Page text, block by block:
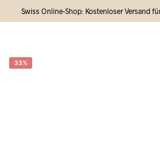
Swiss Online-Shop: Kostenloser Versand
33%